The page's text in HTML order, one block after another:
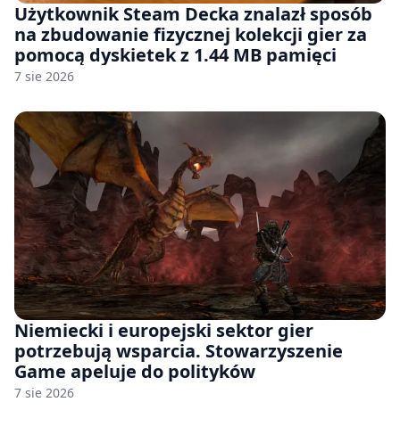
Użytkownik Steam Decka znalazł sposób
na zbudowanie fizycznej kolekcji gier za
pomocą dyskietek z 1.44 MB pamięci
7 sie 2026
Niemiecki i europejski sektor gier
potrzebują wsparcia. Stowarzyszenie
Game apeluje do polityków
7 sie 2026